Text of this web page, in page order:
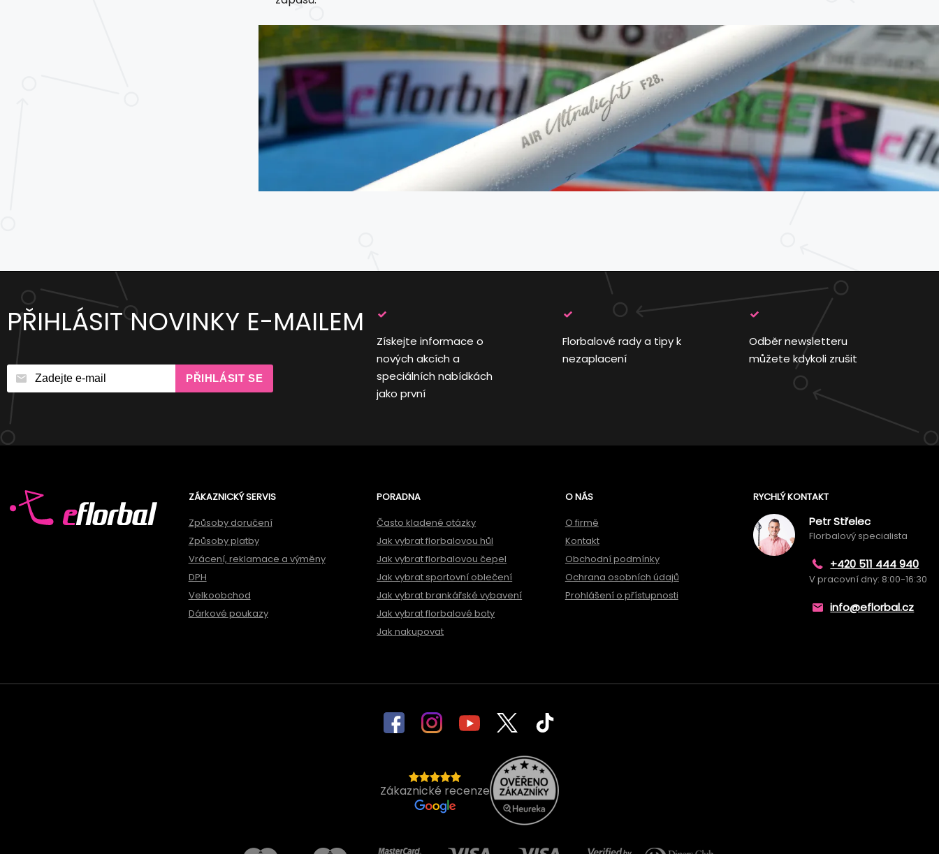
PŘIHLÁSIT NOVINKY E-MAILEM
PŘIHLÁSIT SE
Získejte informace o
nových akcích a
speciálních nabídkách
jako první
Florbalové rady a tipy k
nezaplacení
Odběr newsletteru
můžete kdykoli zrušit
ZÁKAZNICKÝ SERVIS
Způsoby doručení
Způsoby platby
Vrácení, reklamace a výměny
DPH
Velkoobchod
Dárkové poukazy
PORADNA
Často kladené otázky
Jak vybrat florbalovou hůl
Jak vybrat florbalovou čepel
Jak vybrat sportovní oblečení
Jak vybrat brankářské vybavení
Jak vybrat florbalové boty
Jak nakupovat
O NÁS
O firmě
Kontakt
Obchodní podmínky
Ochrana osobních údajů
Prohlášení o přístupnosti
RYCHLÝ KONTAKT
Petr Střelec
Florbalový specialista
+420 511 444 940
V pracovní dny: 8:00-16:30
info@eflorbal.cz
Zákaznické recenze